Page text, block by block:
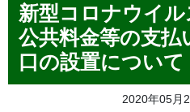
新型コロナウイル
公共料金等の支
口の設置について
2020年05月